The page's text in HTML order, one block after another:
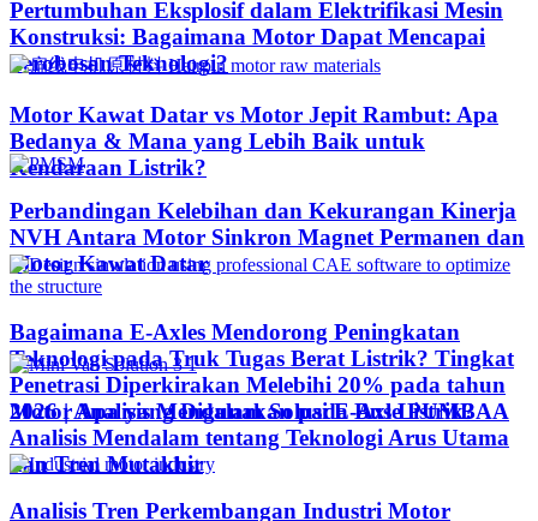
Pertumbuhan Eksplosif dalam Elektrifikasi Mesin
Konstruksi: Bagaimana Motor Dapat Mencapai
Terobosan Teknologi?​
Motor Kawat Datar vs Motor Jepit Rambut: Apa
Bedanya & Mana yang Lebih Baik untuk
Kendaraan Listrik?
Perbandingan Kelebihan dan Kekurangan Kinerja
NVH Antara Motor Sinkron Magnet Permanen dan
Motor Kawat Datar
Bagaimana E-Axles Mendorong Peningkatan
Teknologi pada Truk Tugas Berat Listrik? Tingkat
Penetrasi Diperkirakan Melebihi 20% pada tahun
2026 | Analisis Mendalam Solusi E-Axle PUMBAA
Motor Apa yang Digunakan pada Bus Listrik?
Analisis Mendalam tentang Teknologi Arus Utama
dan Tren Mutakhir
Analisis Tren Perkembangan Industri Motor